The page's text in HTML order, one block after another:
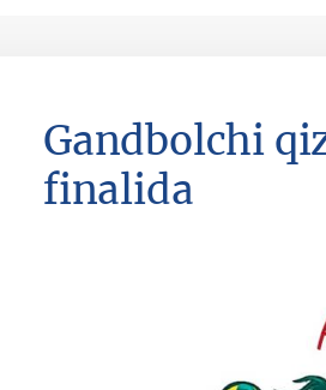
Gandbolchi
finalida